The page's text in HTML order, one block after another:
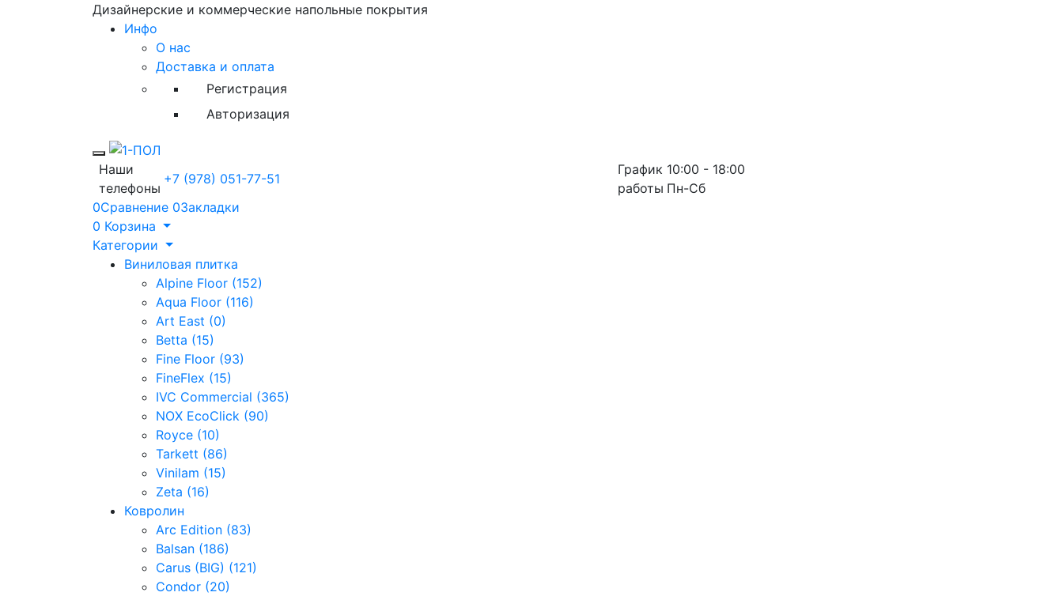
Дизайнерские и коммерческие напольные покрытия
Инфо
О нас
Доставка и оплата
Регистрация
Авторизация
Toggle mobile menu
Наши
телефоны
+7 (978) 051-77-51
График
работы
10:00 - 18:00
Пн-Сб
0Сравнение 0Закладки
0 Корзина
Категории
Виниловая плитка
Alpine Floor (152)
Aqua Floor (116)
Art East (0)
Betta (15)
Fine Floor (93)
FineFlex (15)
IVC Commercial (365)
NOX EcoClick (90)
Royce (10)
Tarkett (86)
Vinilam (15)
Zeta (16)
Ковролин
Arc Edition (83)
Balsan (186)
Carus (BIG) (121)
Condor (20)